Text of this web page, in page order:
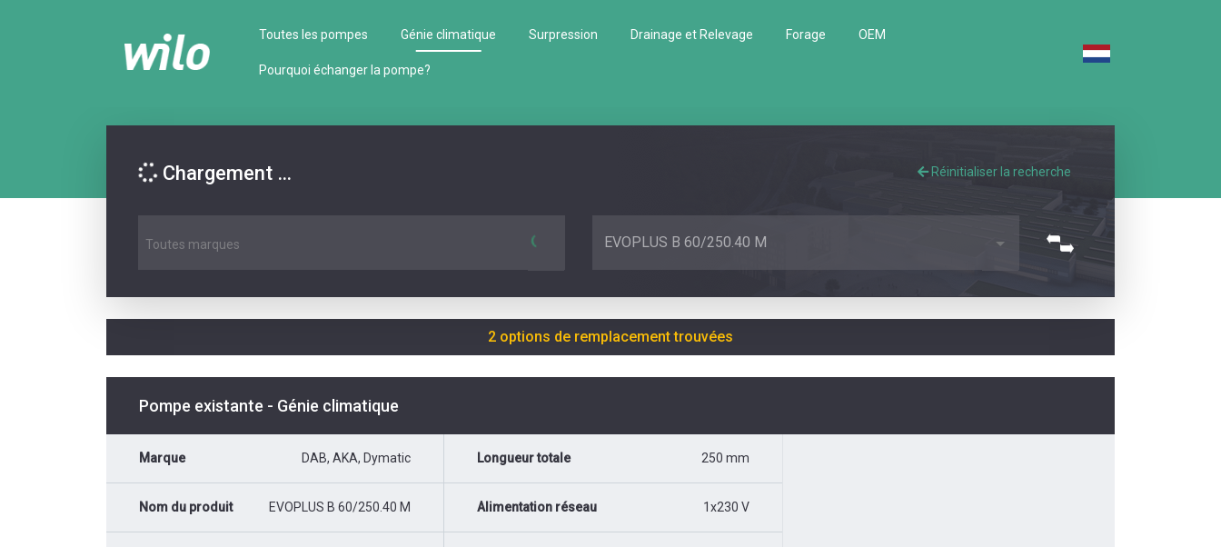
Toutes les pompes Génie climatique Surpression Drainage et Relevage Forage OEM
Pourquoi échanger la pompe?
Chargement … Réinitialiser la recherche
Toutes marques EVOPLUS B 60/250.40 M
2 options de remplacement trouvées
Pompe existante - Génie climatique
Marque DAB, AKA, Dymatic
Nom du produit EVOPLUS B 60/250.40 M
Longueur totale 250 mm
Alimentation réseau 1x230 V